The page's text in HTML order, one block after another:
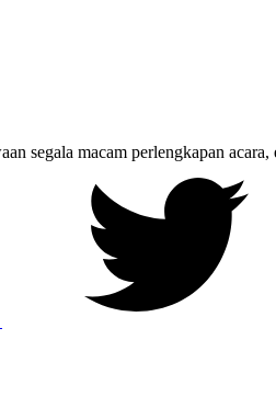
macam perlengkapan acara,